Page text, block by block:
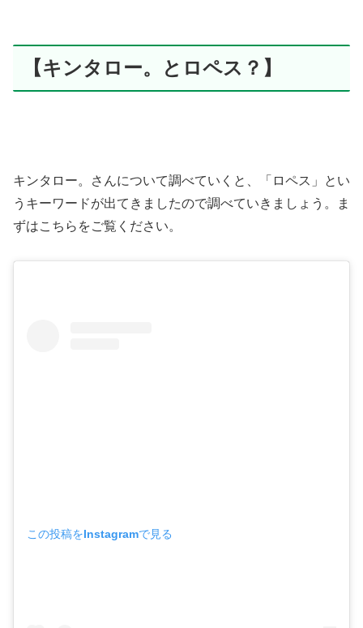
【キンタロー。とロペス？】
キンタロー。さんについて調べていくと、「ロペス」とい
うキーワードが出てきましたので調べていきましょう。ま
ずはこちらをご覧ください。
この投稿をInstagramで見る